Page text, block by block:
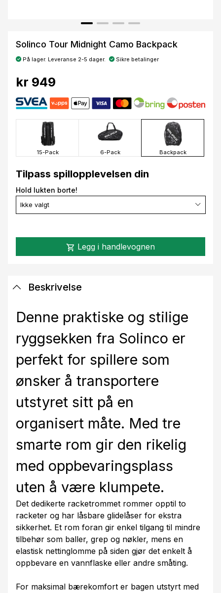
Solinco Tour Midnight Camo Backpack
På lager. Leveranse 2-5 dager. Sikre betalinger
kr 949
15-Pack 6-Pack Backpack
Tilpass spillopplevelsen din
Hold lukten borte!
Ikke valgt
shopping_cart Legg i handlevognen
Beskrivelse
Denne praktiske og stilige
ryggsekken fra Solinco er
perfekt for spillere som
ønsker å transportere
utstyret sitt på en
organisert måte. Med tre
smarte rom gir den rikelig
med oppbevaringsplass
uten å være klumpete.
Det dedikerte racketrommet rommer opptil to
racketer og har låsbare glidelåser for ekstra
sikkerhet. Et rom foran gir enkel tilgang til mindre
tilbehør som baller, grep og nøkler, mens en
elastisk nettinglomme på siden gjør det enkelt å
oppbevare en vannflaske eller andre småting.
For maksimal bærekomfort er bagen utstyrt med